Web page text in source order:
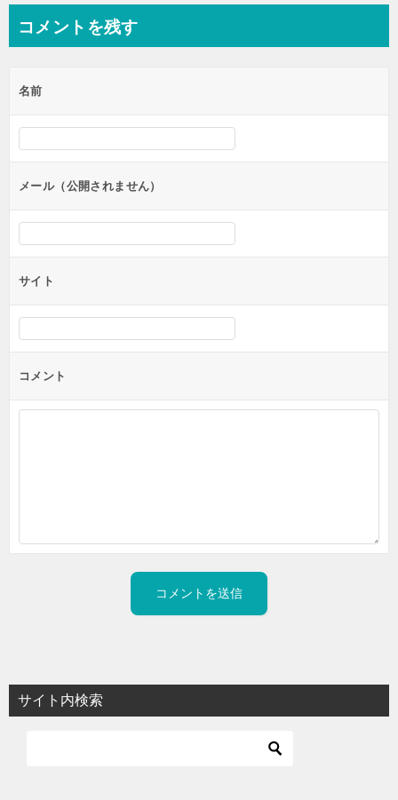
ビ
ー
シ
ン
コメントを残す
名前
メール（公開されません）
サイト
コメント
サイト内検索